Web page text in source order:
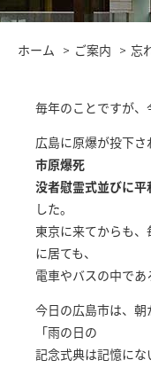
ホーム ご案内 忘
毎年のことですが、
広島に原爆が投下
市原爆死
没者慰霊式並びに平
した。
東京に来てからも
に居ても、
電車やバスの中であ
今日の広島市は、
「雨の日の
記念式典は記憶に